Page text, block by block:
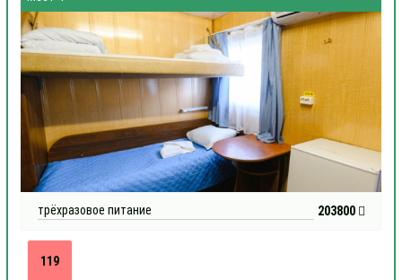
трёхразовое питание 203800
119